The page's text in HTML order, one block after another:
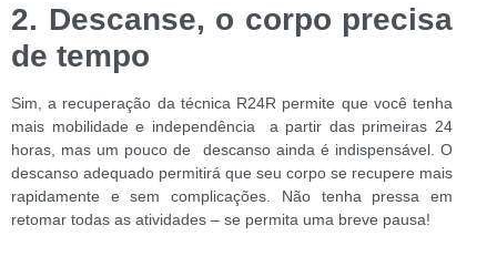
2. Descanse, o corpo precisa
de tempo
Sim, a recuperação da técnica R24R permite que você tenha
mais mobilidade e independência a partir das primeiras 24
horas, mas um pouco de descanso ainda é indispensável. O
descanso adequado permitirá que seu corpo se recupere mais
rapidamente e sem complicações. Não tenha pressa em
retomar todas as atividades – se permita uma breve pausa!